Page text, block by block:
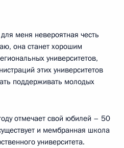
меня невероятная честь
она станет хорошим
университетов,
этих университетов
поддерживать молодых
отмечает свой юбилей – 50
и мембранная школа
университета.